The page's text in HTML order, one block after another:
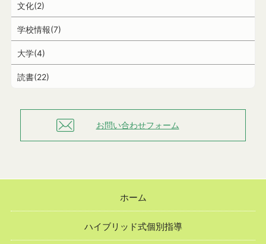
文化(2)
学校情報(7)
大学(4)
読書(22)
お問い合わせフォーム
ホーム
ハイブリッド式個別指導